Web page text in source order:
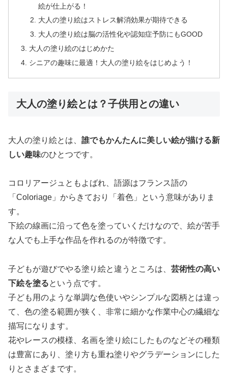
絵が仕上がる！
大人の塗り絵はストレス解消効果が期待できる
大人の塗り絵は脳の活性化や認知症予防にもGOOD
大人の塗り絵のはじめかた
シニアの趣味に最適！大人の塗り絵をはじめよう！
大人の塗り絵とは？子供用との違い
大人の塗り絵とは、 誰でもかんたんに美しい絵が描ける新
しい趣味のひとつです。
コロリアージュともよばれ、語源はフランス語の
「Coloriage」からきており「着色」という意味がありま
す。
下絵の線画に沿って色を塗っていくだけなので、絵が苦手
な人でも上手な作品を作れるのが特徴です。
子どもが遊びでやる塗り絵と違うところは、 芸術性の高い
下絵を塗るという点です。
子ども用のような単調な色使いやシンプルな図柄とは違っ
て、色の塗る範囲が狭く、非常に細かな作業中心の繊細な
描写になります。
花やレースの模様、名画を塗り絵にしたものなどその種類
は豊富にあり、塗り方も重ね塗りやグラデーションにした
りとさまざまです。